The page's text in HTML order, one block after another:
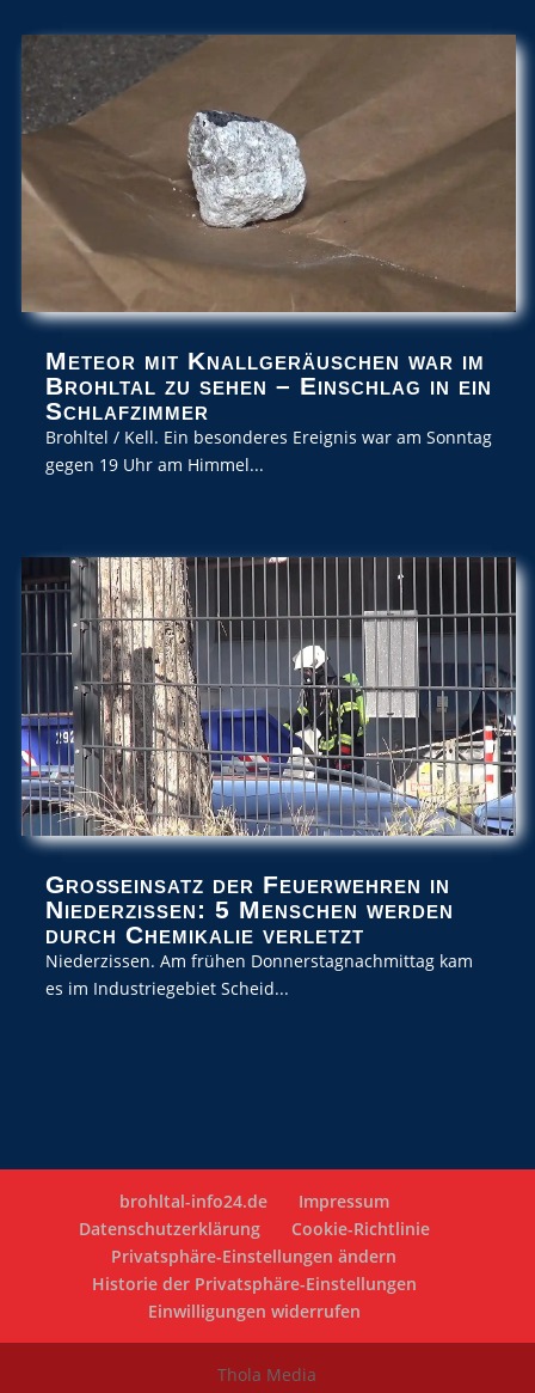
Meteor mit Knallgeräuschen war im
Brohltal zu sehen – Einschlag in ein
Schlafzimmer
Brohltel / Kell. Ein besonderes Ereignis war am Sonntag
gegen 19 Uhr am Himmel...
Großeinsatz der Feuerwehren in
Niederzissen: 5 Menschen werden
durch Chemikalie verletzt
Niederzissen. Am frühen Donnerstagnachmittag kam
es im Industriegebiet Scheid...
brohltal-info24.de
Impressum
Datenschutzerklärung
Cookie-Richtlinie
Privatsphäre-Einstellungen ändern
Historie der Privatsphäre-Einstellungen
Einwilligungen widerrufen
Thola Media